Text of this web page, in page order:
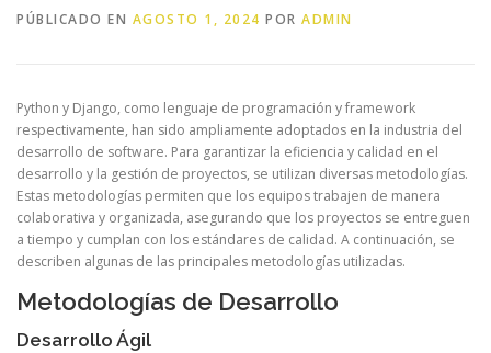
PÚBLICADO EN AGOSTO 1, 2024 POR ADMIN
Python y Django, como lenguaje de programación y framework
respectivamente, han sido ampliamente adoptados en la industria del
desarrollo de software. Para garantizar la eficiencia y calidad en el
desarrollo y la gestión de proyectos, se utilizan diversas metodologías.
Estas metodologías permiten que los equipos trabajen de manera
colaborativa y organizada, asegurando que los proyectos se entreguen
a tiempo y cumplan con los estándares de calidad. A continuación, se
describen algunas de las principales metodologías utilizadas.
Metodologías de Desarrollo
Desarrollo Ágil